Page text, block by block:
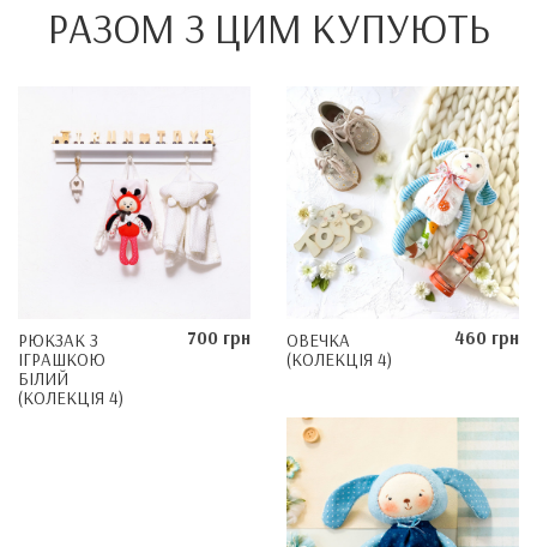
РАЗОМ З ЦИМ КУПУЮТЬ
РЮКЗАК З
ІГРАШКОЮ
БІЛИЙ
(КОЛЕКЦІЯ 4)
700 грн
ОВЕЧКА
(КОЛЕКЦІЯ 4)
460 грн